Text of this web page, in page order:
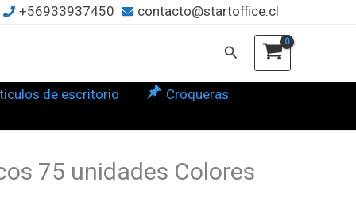
+56933937450 contacto@startoffice.cl
Buscar
de escritorio
Croqueras
75 unidades Colores